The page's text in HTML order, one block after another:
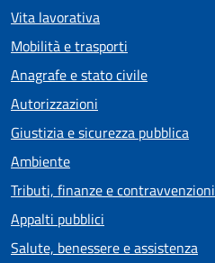
Vita lavorativa
Mobilità e trasporti
Anagrafe e stato civile
Autorizzazioni
Giustizia e sicurezza pubblica
Ambiente
Tributi, finanze e contravvenzioni
Appalti pubblici
Salute, benessere e assistenza